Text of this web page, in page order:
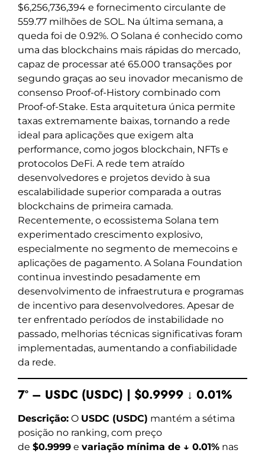
$6,256,736,394 e fornecimento circulante de
559.77 milhões de SOL. Na última semana, a
queda foi de 0.92%. O Solana é conhecido como
uma das blockchains mais rápidas do mercado,
capaz de processar até 65.000 transações por
segundo graças ao seu inovador mecanismo de
consenso Proof-of-History combinado com
Proof-of-Stake. Esta arquitetura única permite
taxas extremamente baixas, tornando a rede
ideal para aplicações que exigem alta
performance, como jogos blockchain, NFTs e
protocolos DeFi. A rede tem atraído
desenvolvedores e projetos devido à sua
escalabilidade superior comparada a outras
blockchains de primeira camada.
Recentemente, o ecossistema Solana tem
experimentado crescimento explosivo,
especialmente no segmento de memecoins e
aplicações de pagamento. A Solana Foundation
continua investindo pesadamente em
desenvolvimento de infraestrutura e programas
de incentivo para desenvolvedores. Apesar de
ter enfrentado períodos de instabilidade no
passado, melhorias técnicas significativas foram
implementadas, aumentando a confiabilidade
da rede.
7º – USDC (USDC) | $0.9999 ↓ 0.01%
Descrição: O USDC (USDC) mantém a sétima
posição no ranking, com preço
de $0.9999 e variação mínima de ↓ 0.01% nas